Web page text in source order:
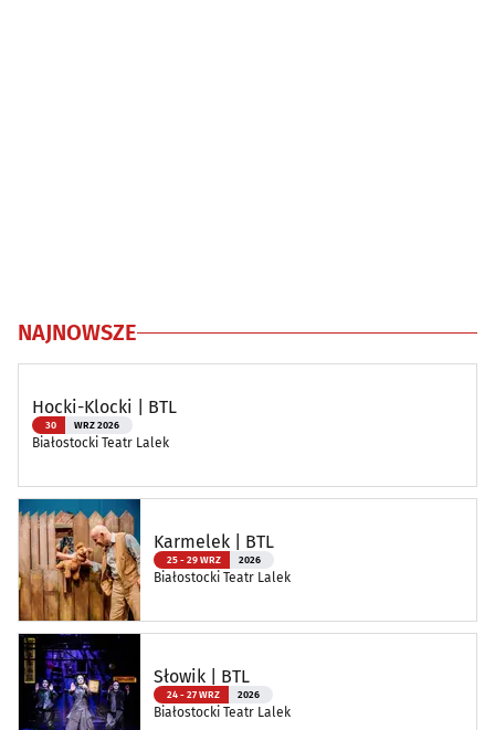
NAJNOWSZE
Hocki-Klocki | BTL
30 WRZ 2026
Białostocki Teatr Lalek
Karmelek | BTL
25 - 29 WRZ 2026
Białostocki Teatr Lalek
Słowik | BTL
24 - 27 WRZ 2026
Białostocki Teatr Lalek